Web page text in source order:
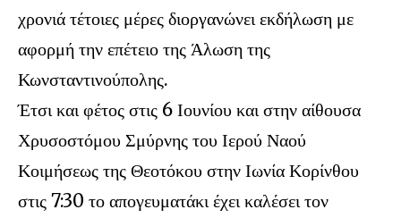
χρονιά τέτοιες μέρες διοργανώνει εκδήλωση με
αφορμή την επέτειο της Άλωση της
Κωνσταντινούπολης.
Έτσι και φέτος στις 6 Ιουνίου και στην αίθουσα
Χρυσοστόμου Σμύρνης του Ιερού Ναού
Κοιμήσεως της Θεοτόκου στην Ιωνία Κορίνθου
στις 7:30 το απογευματάκι έχει καλέσει τον